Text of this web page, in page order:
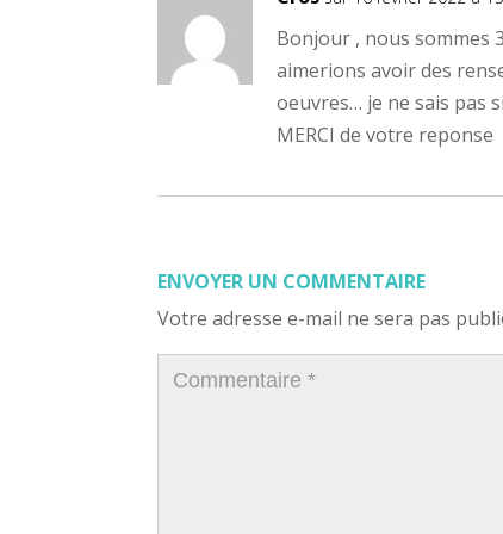
Bonjour , nous sommes
aimerions avoir des
oeuvres… je ne sais pas
MERCI de votre reponse
ENVOYER UN COMMENTAIRE
Votre adresse e-mail ne sera pas